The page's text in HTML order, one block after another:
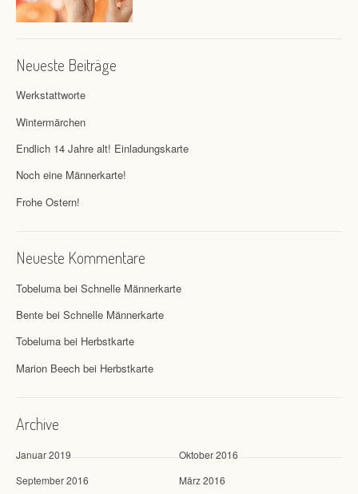
Neueste Beiträge
Werkstattworte
Wintermärchen
Endlich 14 Jahre alt! Einladungskarte
Noch eine Männerkarte!
Frohe Ostern!
Neueste Kommentare
Tobeluma bei Schnelle Männerkarte
Bente bei Schnelle Männerkarte
Tobeluma bei Herbstkarte
Marion Beech bei Herbstkarte
Archive
Januar 2019
Oktober 2016
September 2016
März 2016